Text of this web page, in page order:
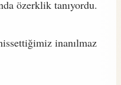
özerklik tanıyordu.
inanılmaz